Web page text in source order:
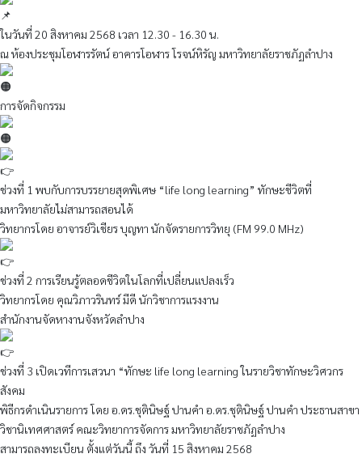
ในวันที่ 20 สิงหาคม 2568 เวลา 12.30 - 16.30 น.
ณ ห้องประชุมโอฬารรัตน์ อาคารโอฬาร โรจน์หิรัญ มหาวิทยาลัยราชภัฏลำปาง
การจัดกิจกรรม
ช่วงที่ 1 พบกับการบรรยายสุดพิเศษ “life long learning” ทักษะชีวิตที่
มหาวิทยาลัยไม่สามารถสอนได้
วิทยากรโดย อาจารย์วิเชียร บุญทา นักจัดรายการวิทยุ (FM 99.0 MHz)
ช่วงที่ 2 การเรียนรู้ตลอดชีวิตในโลกที่เปลี่ยนแปลงเร็ว
วิทยากรโดย คุณวิภาวรินทร์ มีดี นักวิชาการแรงงาน
สำนักงานจัดหางานจังหวัดลำปาง
ช่วงที่ 3 เปิดเวทีการเสวนา “ทักษะ life long learning ในรายวิชาทักษะวิศวกร
สังคม
พิธีกรดำเนินรายการ โดย อ.ดร.ชุตินิษฐ์ ปานคำ อ.ดร.ชุตินิษฐ์ ปานคำ ประธานสาขา
วิชานิเทศศาสตร์ คณะวิทยาการจัดการ มหาวิทยาลัยราชภัฏลำปาง
สามารถลงทะเบียน ตั้งแต่วันนี้ ถึง วันที่ 15 สิงหาคม 2568